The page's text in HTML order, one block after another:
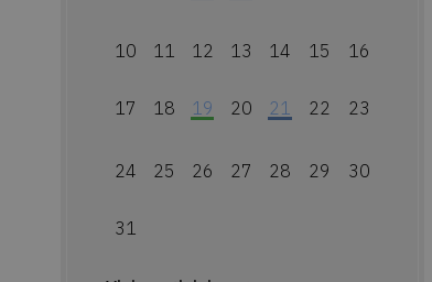
10 11 12 13 14 15 16
17 18 19 20 21 22 23
24 25 26 27 28 29 30
31